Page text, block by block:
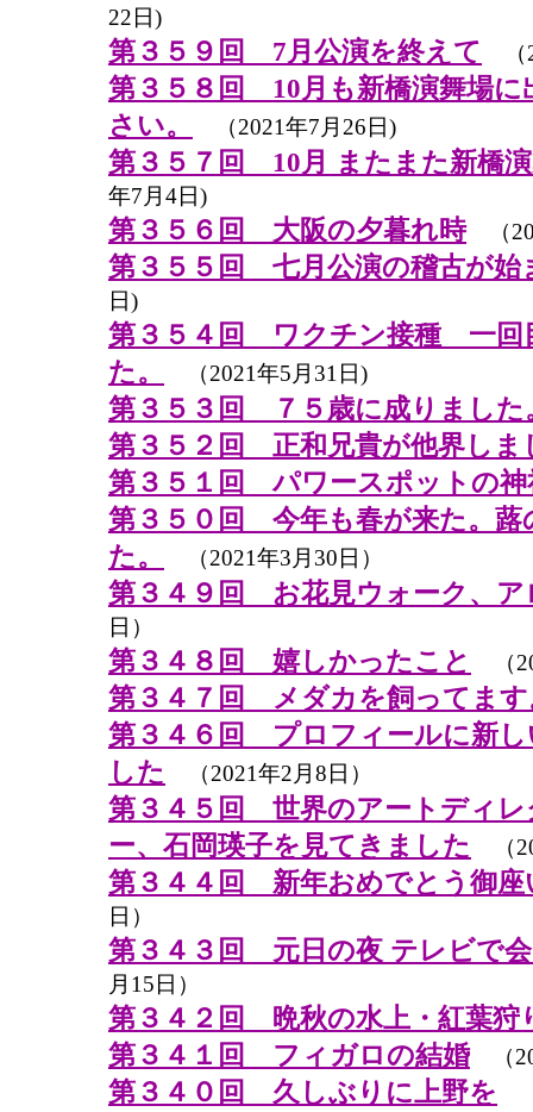
22日)
第３５９回 7月公演を終えて （
第３５８回 10月も新橋演舞場に
さい。
（2021年7月26日)
第３５７回 10月 またまた新橋
年7月4日)
第３５６回 大阪の夕暮れ時（
第３５５回 七月公演の稽古が始
日)
第３５４回 ワクチン接種 一回
た。
（2021年5月31日)
第３５３回 ７５歳に成りました
第３５２回 正和兄貴が他界しま
第３５１回 パワースポットの神
第３５０回 今年も春が来た。蕗
た。
（2021年3月30日）
第３４９回 お花見ウォーク、ア
日）
第３４８回 嬉しかったこと （
第３４７回 メダカを飼ってます
第３４６回 プロフィールに新し
した
（2021年2月8日）
第３４５回 世界のアートディレ
ー、石岡瑛子を見てきました
（
第３４４回 新年おめでとう御座
日）
第３４３回 元日の夜 テレビで
月15日）
第３４２回 晩秋の水上・紅葉狩
第３４１回 フィガロの結婚（
第３４０回 久しぶりに上野を